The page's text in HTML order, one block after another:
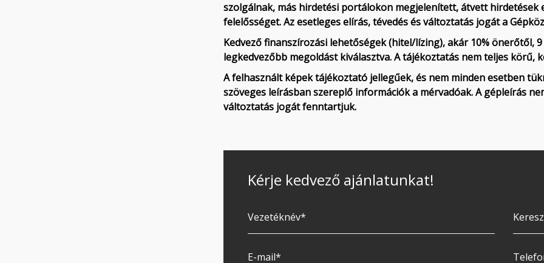
szolgálnak, más hirdetési portálokon megjelenített, átvett hirdetések
felelősséget. Az esetleges elírás, tévedés és változtatás jogát a
Kedvező finanszírozási lehetőségek (hitel/lízing), akár 10% önerőtől,
legkedvezőbb megoldást kiválasztva. A tájékoztatás nem teljes körű,
A felhasznált képek tájékoztató jellegűek, és nem minden esetben
szöveges leírásban szereplő információk a mérvadóak. A gépleírás
változtatás jogát fenntartjuk.
Kérje kedvező ajánlatunkat!